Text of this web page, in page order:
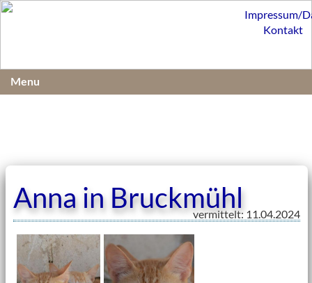
Anna in Bruckmühlvermittelt: 11.04.2024
Impressum/
Kontakt
Menu